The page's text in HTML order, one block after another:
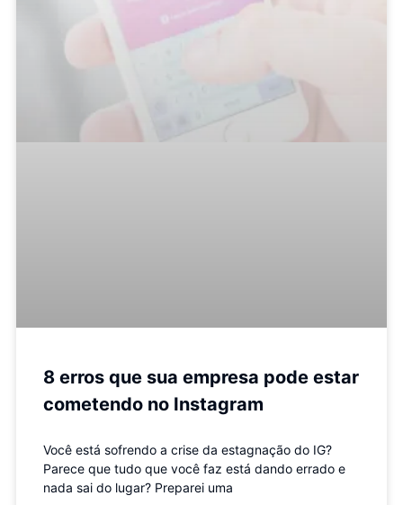
8 erros que sua empresa pode estar
cometendo no Instagram
Você está sofrendo a crise da estagnação do IG?
Parece que tudo que você faz está dando errado e
nada sai do lugar? Preparei uma